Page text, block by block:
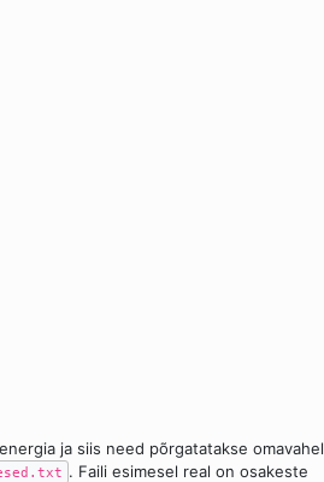
ja siis need põrgatatakse omavahel
. Faili esimesel real on osakeste